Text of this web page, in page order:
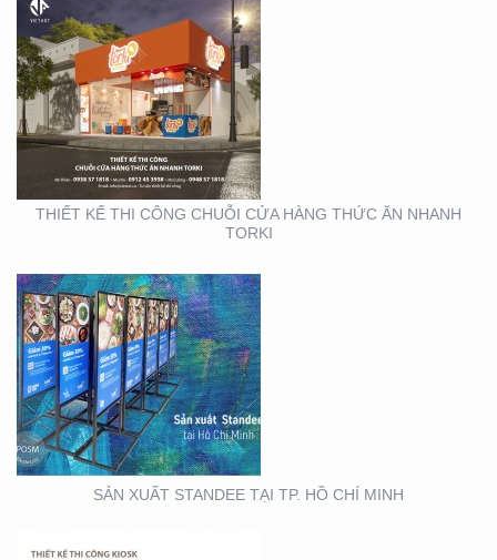
THIẾT KẾ THI CÔNG CHUỖI CỬA HÀNG THỨC ĂN NHANH
TORKI
SẢN XUẤT STANDEE TẠI
TP. HỒ CHÍ MINH
SẢN XUẤT STANDEE TẠI TP. HỒ CHÍ MINH
THIẾT KẾ THI CÔNG
KIOSK TẠI TP. HỒ CHÍ
MINH